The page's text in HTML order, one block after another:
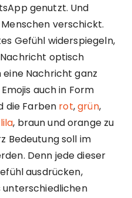
genutzt. Und
verschickt.
Gefühl widerspiegeln,
optisch
Nachricht ganz
auch in Form
die Farben rot,grün,
lila, braun und orange zu
Bedeutung soll im
Denn jede dieser
ausdrücken,
unterschiedlichen